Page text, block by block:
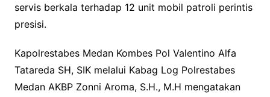
b
o
o
k
t
s
p
p
servis berkala terhadap 12 unit mobil patroli perintis
presisi.
Kapolrestabes Medan Kombes Pol Valentino Alfa
Tatareda SH, SIK melalui Kabag Log Polrestabes
Medan AKBP Zonni Aroma, S.H., M.H mengatakan